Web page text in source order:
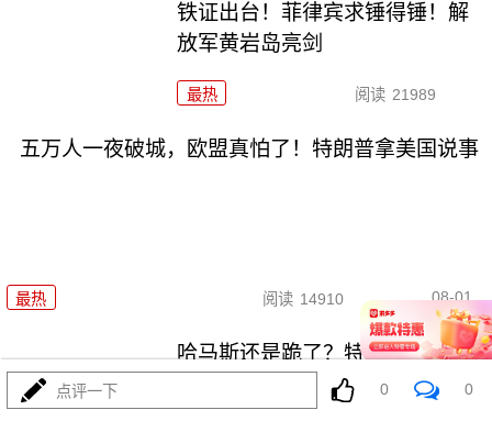
铁证出台！菲律宾求锤得锤！解
放军黄岩岛亮剑
最热 阅读 21989
五万人一夜破城，欧盟真怕了！特朗普拿美国说事
最热 阅读 14910 08-01
哈马斯还是跪了？特朗普高调宣
点评一下 0 0